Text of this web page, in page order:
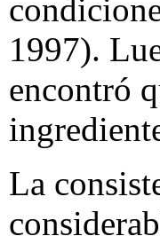
1997).
encontró
La